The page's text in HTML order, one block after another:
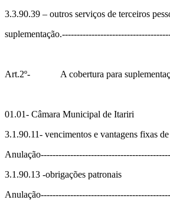
3.3.90.39 – outros serviços de terceiros
Art.2º- A cobertura para suplementação
01.01- Câmara Municipal de Itariri
3.1.90.11- vencimentos e vantagens fixas de
3.1.90.13 -obrigações patronais